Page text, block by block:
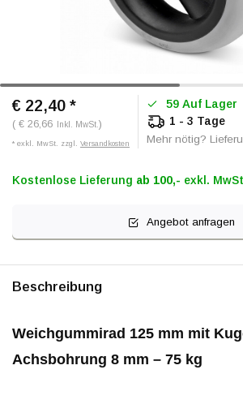
€ 22,40 *
( € 26,66 Inkl. MwSt. )
* exkl. MwSt. zzgl. Versandkosten
59 Auf Lager
1 - 3 Tage
Mehr nötig?
Kostenlose Lieferung ab 100,- exkl.
Angebot anfragen
Beschreibung
Weichgummirad 125 mm mit
Achsbohrung 8 mm – 75 kg